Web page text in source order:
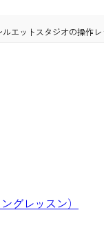
ットスタジオの操作
グレッスン）